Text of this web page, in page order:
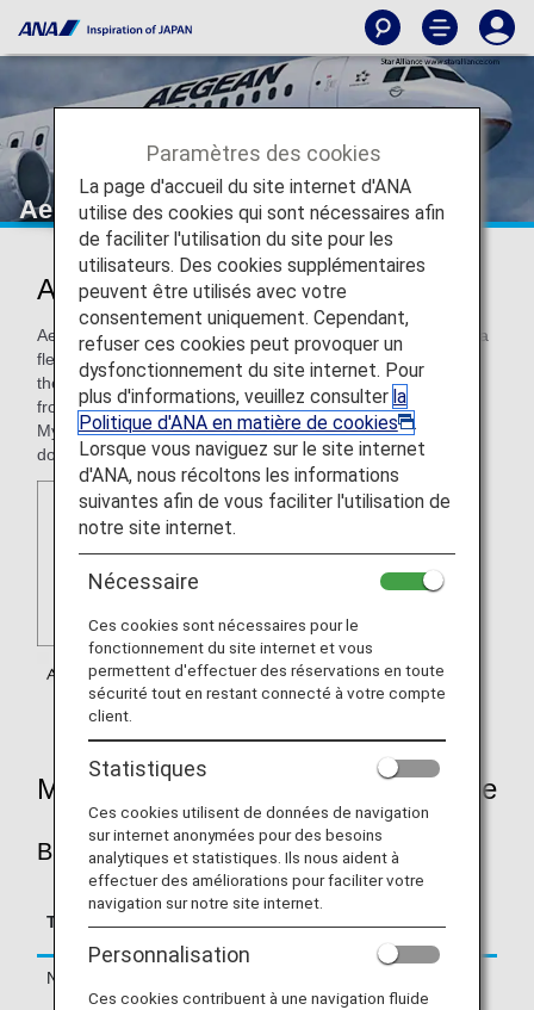
Aegean Airlines
Aegean Airlines (A3)
Aegean Airlines is Greece's largest full-service airline, with a
fleet of 47 aircraft. Together with its subsidiary Olympic Air,
the carrier provides scheduled passenger service directly
from the main hubs of Athens, Thessaloniki, Santorini and
Mykonos to 145 destinations, 111 international and 34
domestic, in 45 countries.
Mileage Accrual Rates By Fare Type
BUSINESS CLASS
Type
Accrual Rate for
Basic Sector Mileage
Normal Fares
Paramètres des cookies
La page d'accueil du site internet d'ANA
utilise des cookies qui sont nécessaires afin
de faciliter l'utilisation du site pour les
utilisateurs. Des cookies supplémentaires
peuvent être utilisés avec votre
consentement uniquement. Cependant,
refuser ces cookies peut provoquer un
dysfonctionnement du site internet. Pour
plus d'informations, veuillez consulter la
Politique d'ANA en matière de cookies
.
Lorsque vous naviguez sur le site internet
d'ANA, nous récoltons les informations
suivantes afin de vous faciliter l'utilisation de
notre site internet.
Nécessaire
Ces cookies sont nécessaires pour le
fonctionnement du site internet et vous
permettent d'effectuer des réservations en toute
sécurité tout en restant connecté à votre compte
client.
Statistiques
Ces cookies utilisent de données de navigation
sur internet anonymées pour des besoins
analytiques et statistiques. Ils nous aident à
effectuer des améliorations pour faciliter votre
navigation sur notre site internet.
Personnalisation
Ces cookies contribuent à une navigation fluide